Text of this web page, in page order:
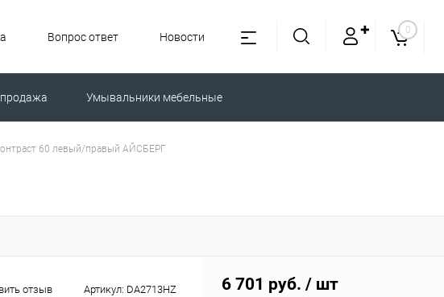
Вопрос ответ Новости
✚ 0
Умывальники мебельные
60 левый/правый АЙСБЕРГ
отзыв Артикул: DA2713HZ 6 701 руб. / шт